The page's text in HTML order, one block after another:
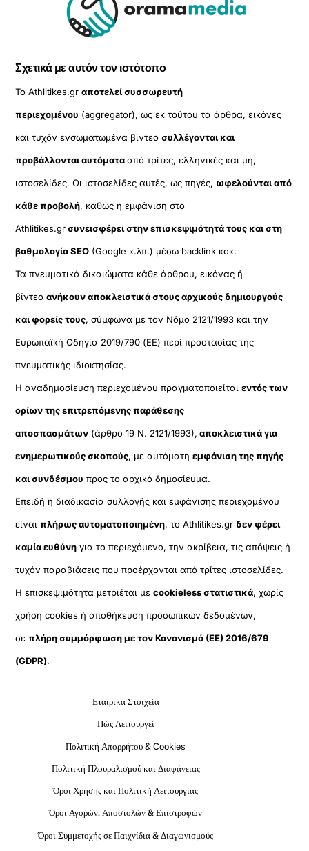
Σχετικά με αυτόν τον ιστότοπο
Το Athlitikes.grαποτελεί συσσωρευτή
περιεχομένου (aggregator), ως εκ τούτου τα άρθρα, εικόνες
και τυχόν ενσωματωμένα βίντεοσυλλέγονται και
προβάλλονται αυτόματααπό τρίτες, ελληνικές και μη,
ιστοσελίδες. Οι ιστοσελίδες αυτές, ως πηγές, ωφελούνται από
κάθε προβολή, καθώς η εμφάνιση στο
Athlitikes.grσυνεισφέρει στην επισκεψιμότητά τους και στη
βαθμολογία SEO (Google κ.λπ.) μέσω backlink κοκ.
Τα πνευματικά δικαιώματα κάθε άρθρου, εικόνας ή
βίντεοανήκουν αποκλειστικά στους αρχικούς δημιουργούς
και φορείς τους, σύμφωνα με τον Νόμο 2121/1993 και την
Ευρωπαϊκή Οδηγία 2019/790 (ΕΕ) περί προστασίας της
πνευματικής ιδιοκτησίας.
Η αναδημοσίευση περιεχομένου πραγματοποιείταιεντός των
ορίων της επιτρεπόμενης παράθεσης
αποσπασμάτων (άρθρο 19 Ν. 2121/1993), αποκλειστικά για
ενημερωτικούς σκοπούς, με αυτόματηεμφάνιση της πηγής
και συνδέσμου προς το αρχικό δημοσίευμα.
Επειδή η διαδικασία συλλογής και εμφάνισης περιεχομένου
είναιπλήρως αυτοματοποιημένη, το Athlitikes.gr δεν φέρει
καμία ευθύνη για το περιεχόμενο, την ακρίβεια, τις απόψεις ή
τυχόν παραβιάσεις που προέρχονται από τρίτες ιστοσελίδες.
Η επισκεψιμότητα μετριέται μεcookieless στατιστικά, χωρίς
χρήση cookies ή αποθήκευση προσωπικών δεδομένων,
σεπλήρη συμμόρφωση με τον Κανονισμό (ΕΕ) 2016/679
(GDPR).
Εταιρικά Στοιχεία
Πώς Λειτουργεί
Πολιτική Απορρήτου & Cookies
Πολιτική Πλουραλισμού και Διαφάνειας
Όροι Χρήσης και Πολιτική Λειτουργίας
Όροι Αγορών, Αποστολών & Επιστροφών
Όροι Συμμετοχής σε Παιχνίδια & Διαγωνισμούς